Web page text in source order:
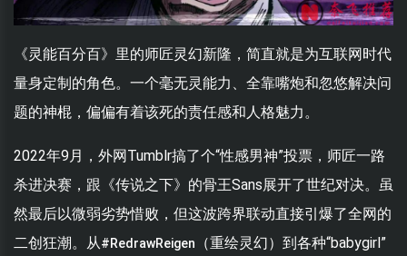
《灵能百分百》里的师匠灵幻新隆，简直就是为互联网时代
量身定制的角色。一个毫无灵能力、全靠嘴炮和忽悠解决问
题的神棍，偏偏有着该死的责任感和人格魅力。
2022年9月，外网Tumblr搞了个“性感男神”投票，师匠一路
杀进决赛，跟《传说之下》的骨王Sans展开了世纪对决。虽
然最后以微弱劣势惜败，但这波跨界联动直接引爆了全网的
二创狂潮。从#RedrawReigen
（重绘灵幻）到各种“babygirl”